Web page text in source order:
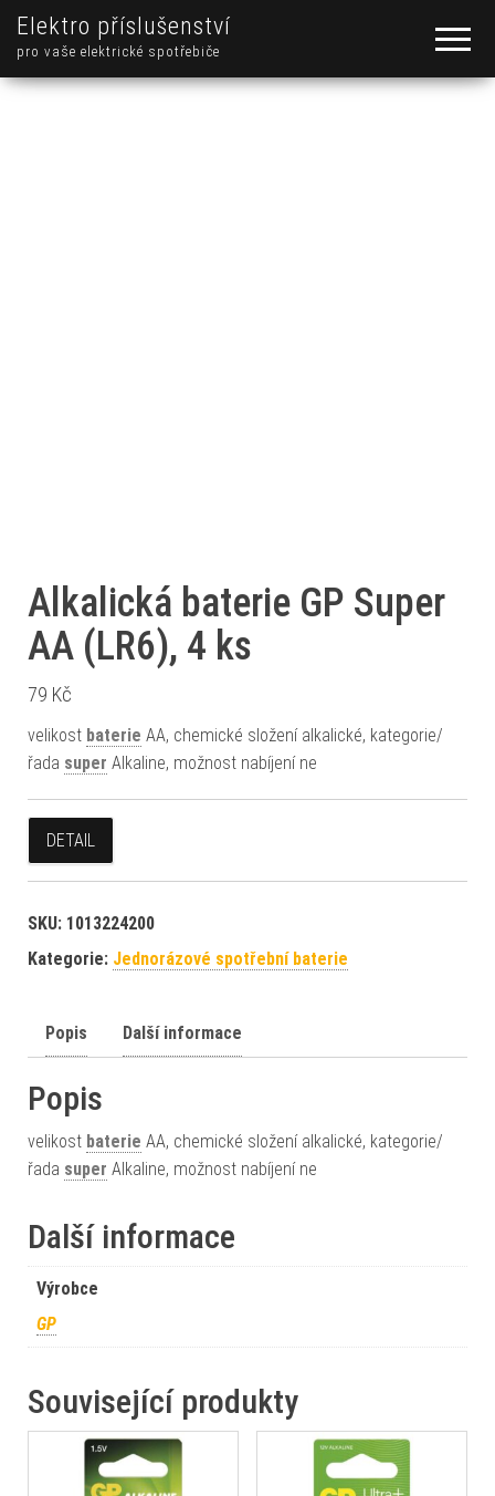
Elektro příslušenství
pro vaše elektrické spotřebiče
Alkalická baterie GP Super
AA (LR6), 4 ks
79 Kč
velikost baterie AA, chemické složení alkalické, kategorie/
řada super Alkaline, možnost nabíjení ne
DETAIL
SKU: 1013224200
Kategorie: Jednorázové spotřební baterie
Popis Další informace
Popis
velikost baterie AA, chemické složení alkalické, kategorie/
řada super Alkaline, možnost nabíjení ne
Další informace
Výrobce
GP
Související produkty